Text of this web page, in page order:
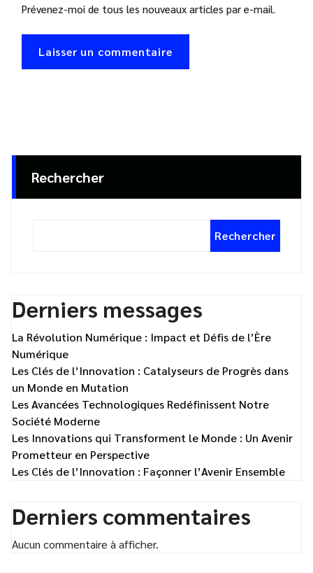
Prévenez-moi de tous les nouveaux articles par e-mail.
Rechercher
Rechercher
Derniers messages
La Révolution Numérique : Impact et Défis de l’Ère
Numérique
Les Clés de l’Innovation : Catalyseurs de Progrès dans
un Monde en Mutation
Les Avancées Technologiques Redéfinissent Notre
Société Moderne
Les Innovations qui Transforment le Monde : Un Avenir
Prometteur en Perspective
Les Clés de l’Innovation : Façonner l’Avenir Ensemble
Derniers commentaires
Aucun commentaire à afficher.